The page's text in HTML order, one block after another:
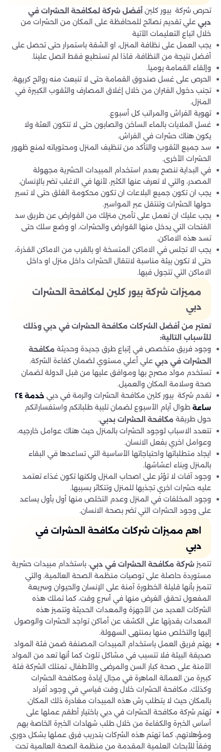
تحرص شركة بيور كلين أفضل شركة لمكافحة الحشرات في
دبي علي تقديم نصائح للمحافظة على المكان من الحشرات من
خلال اتباع التعليمات الآتية
يجب العمل على نظافة المنزل، او الشقة باستمرار حتى تحصل على
أفضل نتيجة من النظافة، فاذا لم تستطيع فقط اتصل علينا.
وإلقاء القمامة يوميا.
الحرص على غسل صندوق القمامة حتى لا تنبعث منه روائح كريهة.
تجنب دخول الفئران من خلال إغلاق المصارف والثقوب الكبيرة في
المنزل.
تهوية الفراش والمراتب كل أسبوع.
غسل الملايات بالماء الساخن والصابون حتى لا تتكون العثة ولا
يكون هناك حشرات في الفراش.
سد جميع الثقوب والتأكد من تنظيف المنزل ومحتوياته لمنع ظهور
الحشرات الأخرى.
في البداية ننصح بعدم استخدام المبيدات الحشرية مجهولة
المصدر، والتي لا تعرف عنها الكثير، لأنها في الاغلب تضر بالإنسان.
يجب ان تكون جميع البلاعات ان تكون محكومة الغلق حتى لا تسير
حولها الحشرات وتنتقل عبر المواسير.
يجب عليك ان تعمل على تأمين منزلك من القوارض عن طريق سد
الفتحات التي يدخل منها القوارض والحشرات، او وضع سلك حتى
تسد هذه الاماكن.
يجب الا تجلس في الاماكن المتسخة او بالقرب من الاماكن القذرة،
حتى لا تكون بيئة مناسبة لانتقال الحشرات داخل منزل او داخل
الاماكن التي تتجول فيها.
مميزات شركة بيور كلين لمكافحة الحشرات
دبي
تعتبر من أفضل الشركات مكافحة الحشرات في دبي وذلك
للأسباب التالية:
وجود فريق متخصص في إتباع طرق جديدة وحديثة مكافحة
الحشرات في دبي علي أعلي مستوي لضمان كفاءة الشركة.
تستخدم مواد مصرح بها وموافق عليها من قبل الدولة لضمان
صحة وسلامة المكان والعميل.
تقدم شركة بيور كلين مكافحة الحشرات والرمة في دبي
خدمة ٢٤
ساعة طوال أيام الأسبوع لضمان تلبية طلباتكم واستفساراتكم
حول طريقة مكافحة الحشرات بدبي.
تتعدد الاسباب لوجود الحشرات بالمنزل حيث هناك عوامل خارجيه،
وعوامل اخري بفعل الانسان.
ايجاد متطلباتها واحتياجاتها الأساسية التي تساعدها في البقاء
بالمنزل وبناء اعشاشها.
وجود آفات لا تؤثر على اصحاب المنزل ولكنها تكون غذاء تعتمد
عليه حشرات اخري تجذبها للمنزل وتتكاثر بسببها.
وجود المخلفات في المنزل وعدم التخلص منها أول بأول يساعد
على وجود الحشرات التي تضر بصحة الانسان.
اهم مميزات شركات مكافحة الحشرات في
دبي
تتميز شركة مكافحة الحشرات في دبي، باستخدام مبيدات حشرية
مستوردة حاصلة على توصيات منظمة الصحة العالمية، والتي
تتميز بأنها قليلة الخطورة آمنة على الإنسان والحيوان وسريعة
المفعول تحقق الغرض منها في أسرع وقت، كما تملك هذه
الشركات العديد من الأجهزة والمعدات الحديثة وتتميز هذه
المعدات بقدرتها على الكشف عن أماكن تواجد الحشرات والوصول
إليها والتخلص منها بمنتهى السهولة.
يهتم فريق العمل باستخدام المبيدات المصنفة ضمن فئة المواد
صديقة البيئة فلا تتسبب في مشاكل تلوث كما أنها تعد من المواد
الآمنة على صحة كبار السن والمرضى والأطفال، تمتلك الشركة فئة
كبيرة من العمالة الماهرة في مجال إبادة ومكافحة الحشرات
وكذلك، مكافحة الحشرات خلال وقت قياسي في وجود أفراد
بالمكان حيث لا يتطلب رش هذه المبيدات مغادرة ذلك المكان.
تهتم شركة مكافحة الحشرات في دبي باختيار أطقم عملها على
أساس الخبرة والكفاءة من خلال طلب شهادات الخبرة الخاصة بهم
ومؤهلاتهم، كما تهتم هذه الشركات بتدريب فِرق عملها بشكل دوري
وفقاً للأبحاث العلمية المقدمة من منظمة الصحة العالمية تحت